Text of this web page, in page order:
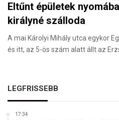
Eltűnt épületek
királyné szálloda
A mai Károlyi Mihály utca egykor
és itt, az 5-ös szám alatt állt az
LEGFRISSEBB
17:34